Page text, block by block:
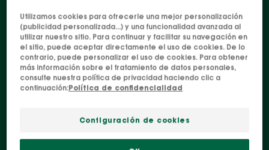
tanto la piel de tu hijo como la naturaleza, gracias
a sus fórmulas biodegradables y de alta tolerancia.
Limpia suavemente la delicada piel y el cabello del
bebé.
Utilizamos cookies para ofrecerle una mejor personalización
(publicidad personalizada...) y una funcionalidad avanzada al
utilizar nuestro sitio. Para continuar y facilitar su navegación en
el sitio, puede aceptar directamente el uso de cookies. De lo
contrario, puede personalizar el uso de cookies. Para obtener
más información sobre el tratamiento de datos personales,
consulte nuestra política de privacidad haciendo clic a
continuación:Política de confidencialidad
Configuración de cookies